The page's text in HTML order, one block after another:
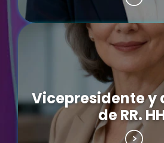
Vicepresidente y
de RR.